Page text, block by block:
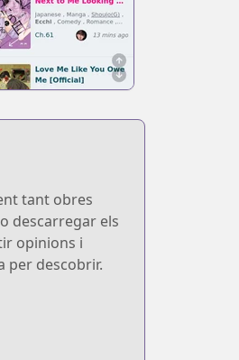
tant obres
descarregar els
opinions i
per descobrir.